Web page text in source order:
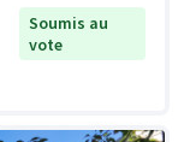
Soumis au
vote